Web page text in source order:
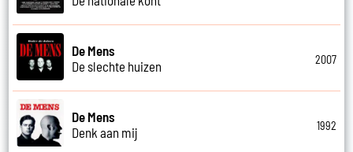
De Mens
De slechte huizen
2007
De Mens
Denk aan mij
1992